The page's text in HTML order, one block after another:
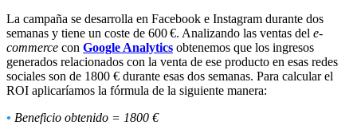
La campaña se desarrolla en Facebook e Instagram durante dos
semanas y tiene un coste de 600 €. Analizando las ventas del e-
commerce con Google Analytics obtenemos que los ingresos
generados relacionados con la venta de ese producto en esas redes
sociales son de 1800 € durante esas dos semanas. Para calcular el
ROI aplicaríamos la fórmula de la siguiente manera:
• Beneficio obtenido = 1800 €